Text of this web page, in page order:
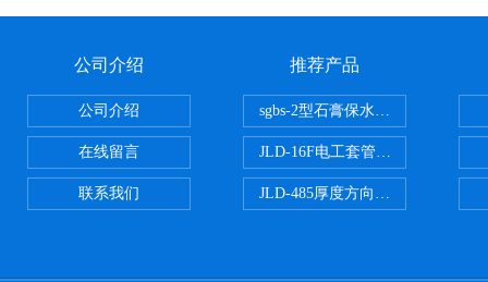
公司介绍
公司介绍
在线留言
联系我们
推荐产品
sgbs-2型石膏保水率测定仪粉刷
JLD-16F电工套管恒温水浴管材
JLD-485厚度方向性钢板拉伸试验